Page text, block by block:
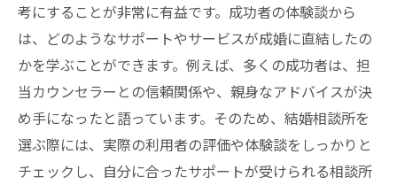
考にすることが非常に有益です。成功者の体験談から
は、どのようなサポートやサービスが成婚に直結したの
かを学ぶことができます。例えば、多くの成功者は、担
当カウンセラーとの信頼関係や、親身なアドバイスが決
め手になったと語っています。そのため、結婚相談所を
選ぶ際には、実際の利用者の評価や体験談をしっかりと
チェックし、自分に合ったサポートが受けられる相談所